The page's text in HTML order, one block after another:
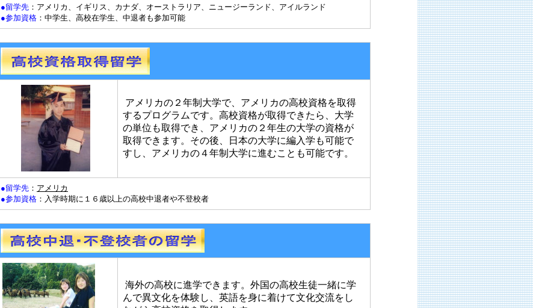
●留学先 ：アメリカ、イギリス、カナダ、オーストラリア、ニュージーランド、アイルランド
●参加資格 ：中学生、高校在学生、中退者も参加可能
アメリカの２年制大学で、アメリカの高校資格を取得
するプログラムです。高校資格が取得できたら、大学
の単位も取得でき、アメリカの２年生の大学の資格が
取得できます。その後、日本の大学に編入学も可能で
すし、アメリカの４年制大学に進むことも可能です。
●留学先 ： アメリカ
●参加資格 ：入学時期に１６歳以上の高校中退者や不登校者
海外の高校に進学できます。外国の高校生徒一緒に学
んで異文化を体験し、英語を身に着けて文化交流をし